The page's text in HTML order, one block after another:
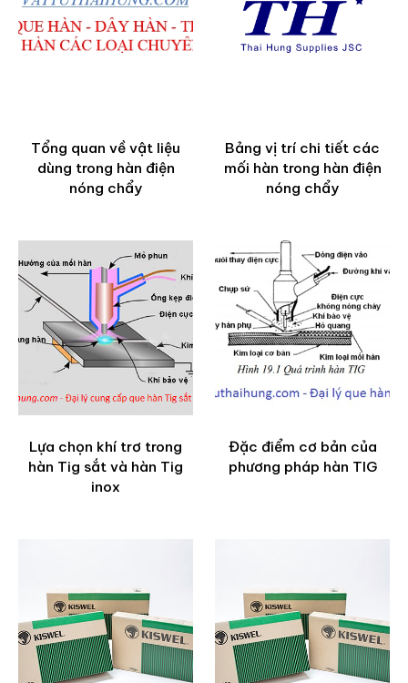
Tổng quan về vật liệu
dùng trong hàn điện
nóng chẩy
Bảng vị trí chi tiết các
mối hàn trong hàn điện
nóng chẩy
Lựa chọn khí trơ trong
hàn Tig sắt và hàn Tig
inox
Đặc điểm cơ bản của
phương pháp hàn TIG